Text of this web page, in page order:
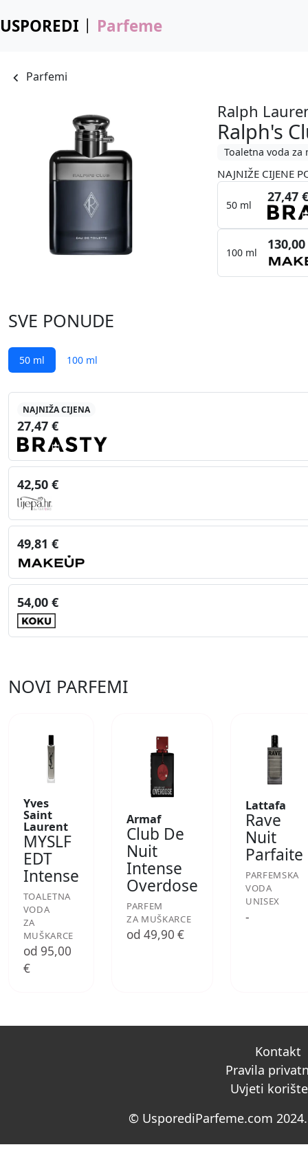
USPOREDI Parfeme
Parfemi
Ralph
Ralph's
Toaletna voda za
NAJNIŽE CIJENE
50 ml
27,47
100 ml
SVE PONUDE
50 ml 100 ml
NAJNIŽA CIJENA
27,47 €
42,50 €
49,81 €
54,00 €
NOVI PARFEMI
Yves
Saint
Laurent
MYSLF
EDT
Intense
TOALETNA
VODA
ZA
MUŠKARCE
od 95,00
€
Armaf
Club De
Nuit
Intense
Overdose
PARFEM
ZA MUŠKARCE
od 49,90 €
Lattafa
Rave
Nuit
Parfaite
PARFEMSKA
VODA
UNISEX
-
Kontakt
Pravila
Uvjeti
© UsporediParfeme.com